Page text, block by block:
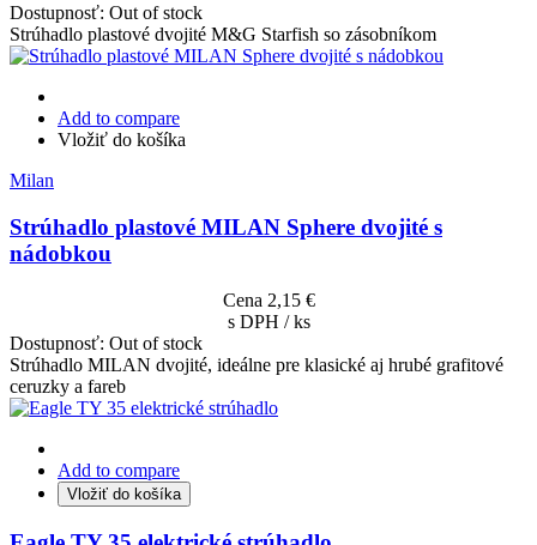
Dostupnosť: Out of stock
Strúhadlo plastové dvojité M&G Starfish so zásobníkom
Add to compare
Vložiť do košíka
Milan
Strúhadlo plastové MILAN Sphere dvojité s
nádobkou
Cena 2,15 €
s DPH / ks
Dostupnosť: Out of stock
Strúhadlo MILAN dvojité, ideálne pre klasické aj hrubé grafitové
ceruzky a fareb
Add to compare
Vložiť do košíka